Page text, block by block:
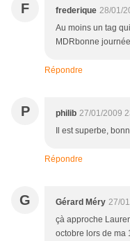
F frederique 28/01/
Au moins un tag
MDRbonne
Répondre
P philib 27/01/2009
Il est superbe,
Répondre
G Gérard Méry 27/
çà approche
octobre lors de ma